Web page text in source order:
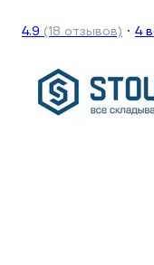
4.9 (18 отзывов) 4